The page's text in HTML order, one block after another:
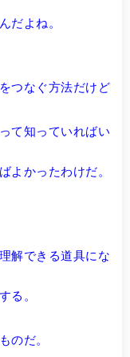
だよね。
つなぐ方法だけど
て知っていればい
よかったわけだ。
解できる道具にな
る。
のだ。